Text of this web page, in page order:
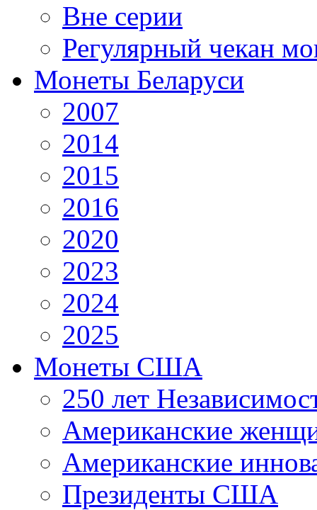
Вне серии
Регулярный чекан
Монеты Беларуси
2007
2014
2015
2016
2020
2023
2024
2025
Монеты США
250 лет
Американские
Американские
Президенты США